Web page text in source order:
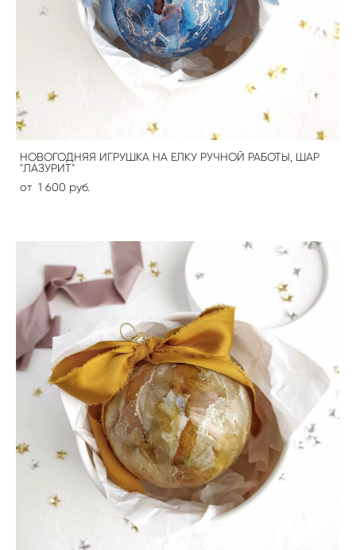
НОВОГОДНЯЯ ИГРУШКА НА ЕЛКУ РУЧНОЙ РАБОТЫ, ШАР
"ЛАЗУРИТ"
от 1 600 pуб.